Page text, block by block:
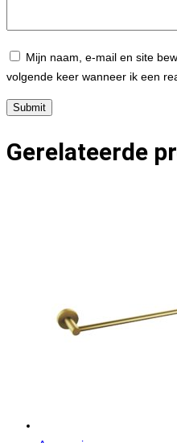
Mijn naam, e-mail en site
volgende keer wanneer ik een
Gerelateerde